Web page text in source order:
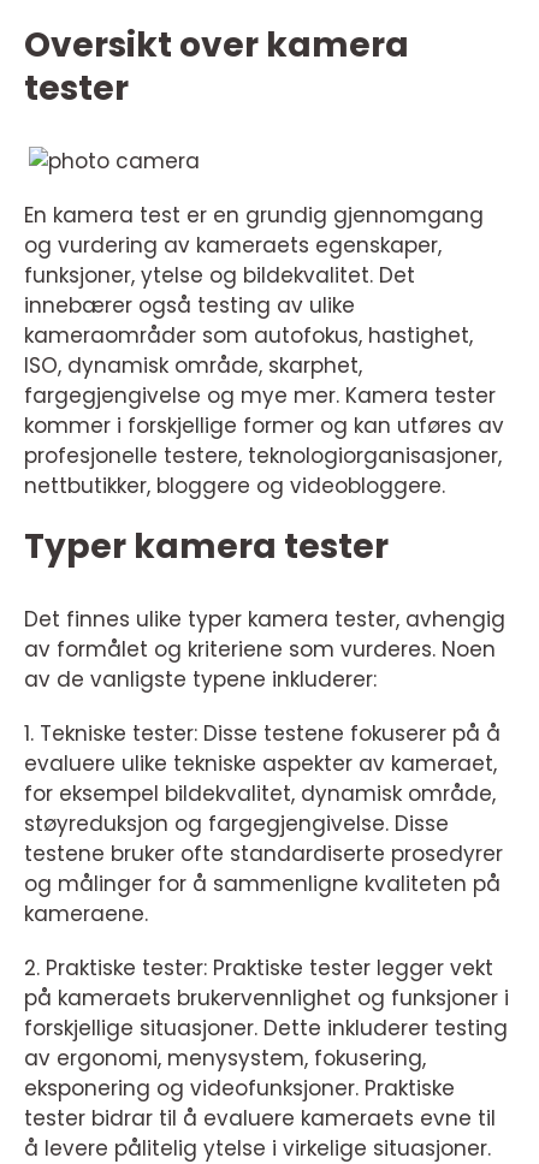
Oversikt over kamera
tester
En kamera test er en grundig gjennomgang
og vurdering av kameraets egenskaper,
funksjoner, ytelse og bildekvalitet. Det
innebærer også testing av ulike
kameraområder som autofokus, hastighet,
ISO, dynamisk område, skarphet,
fargegjengivelse og mye mer. Kamera tester
kommer i forskjellige former og kan utføres av
profesjonelle testere, teknologiorganisasjoner,
nettbutikker, bloggere og videobloggere.
Typer kamera tester
Det finnes ulike typer kamera tester, avhengig
av formålet og kriteriene som vurderes. Noen
av de vanligste typene inkluderer:
1. Tekniske tester: Disse testene fokuserer på å
evaluere ulike tekniske aspekter av kameraet,
for eksempel bildekvalitet, dynamisk område,
støyreduksjon og fargegjengivelse. Disse
testene bruker ofte standardiserte prosedyrer
og målinger for å sammenligne kvaliteten på
kameraene.
2. Praktiske tester: Praktiske tester legger vekt
på kameraets brukervennlighet og funksjoner i
forskjellige situasjoner. Dette inkluderer testing
av ergonomi, menysystem, fokusering,
eksponering og videofunksjoner. Praktiske
tester bidrar til å evaluere kameraets evne til
å levere pålitelig ytelse i virkelige situasjoner.